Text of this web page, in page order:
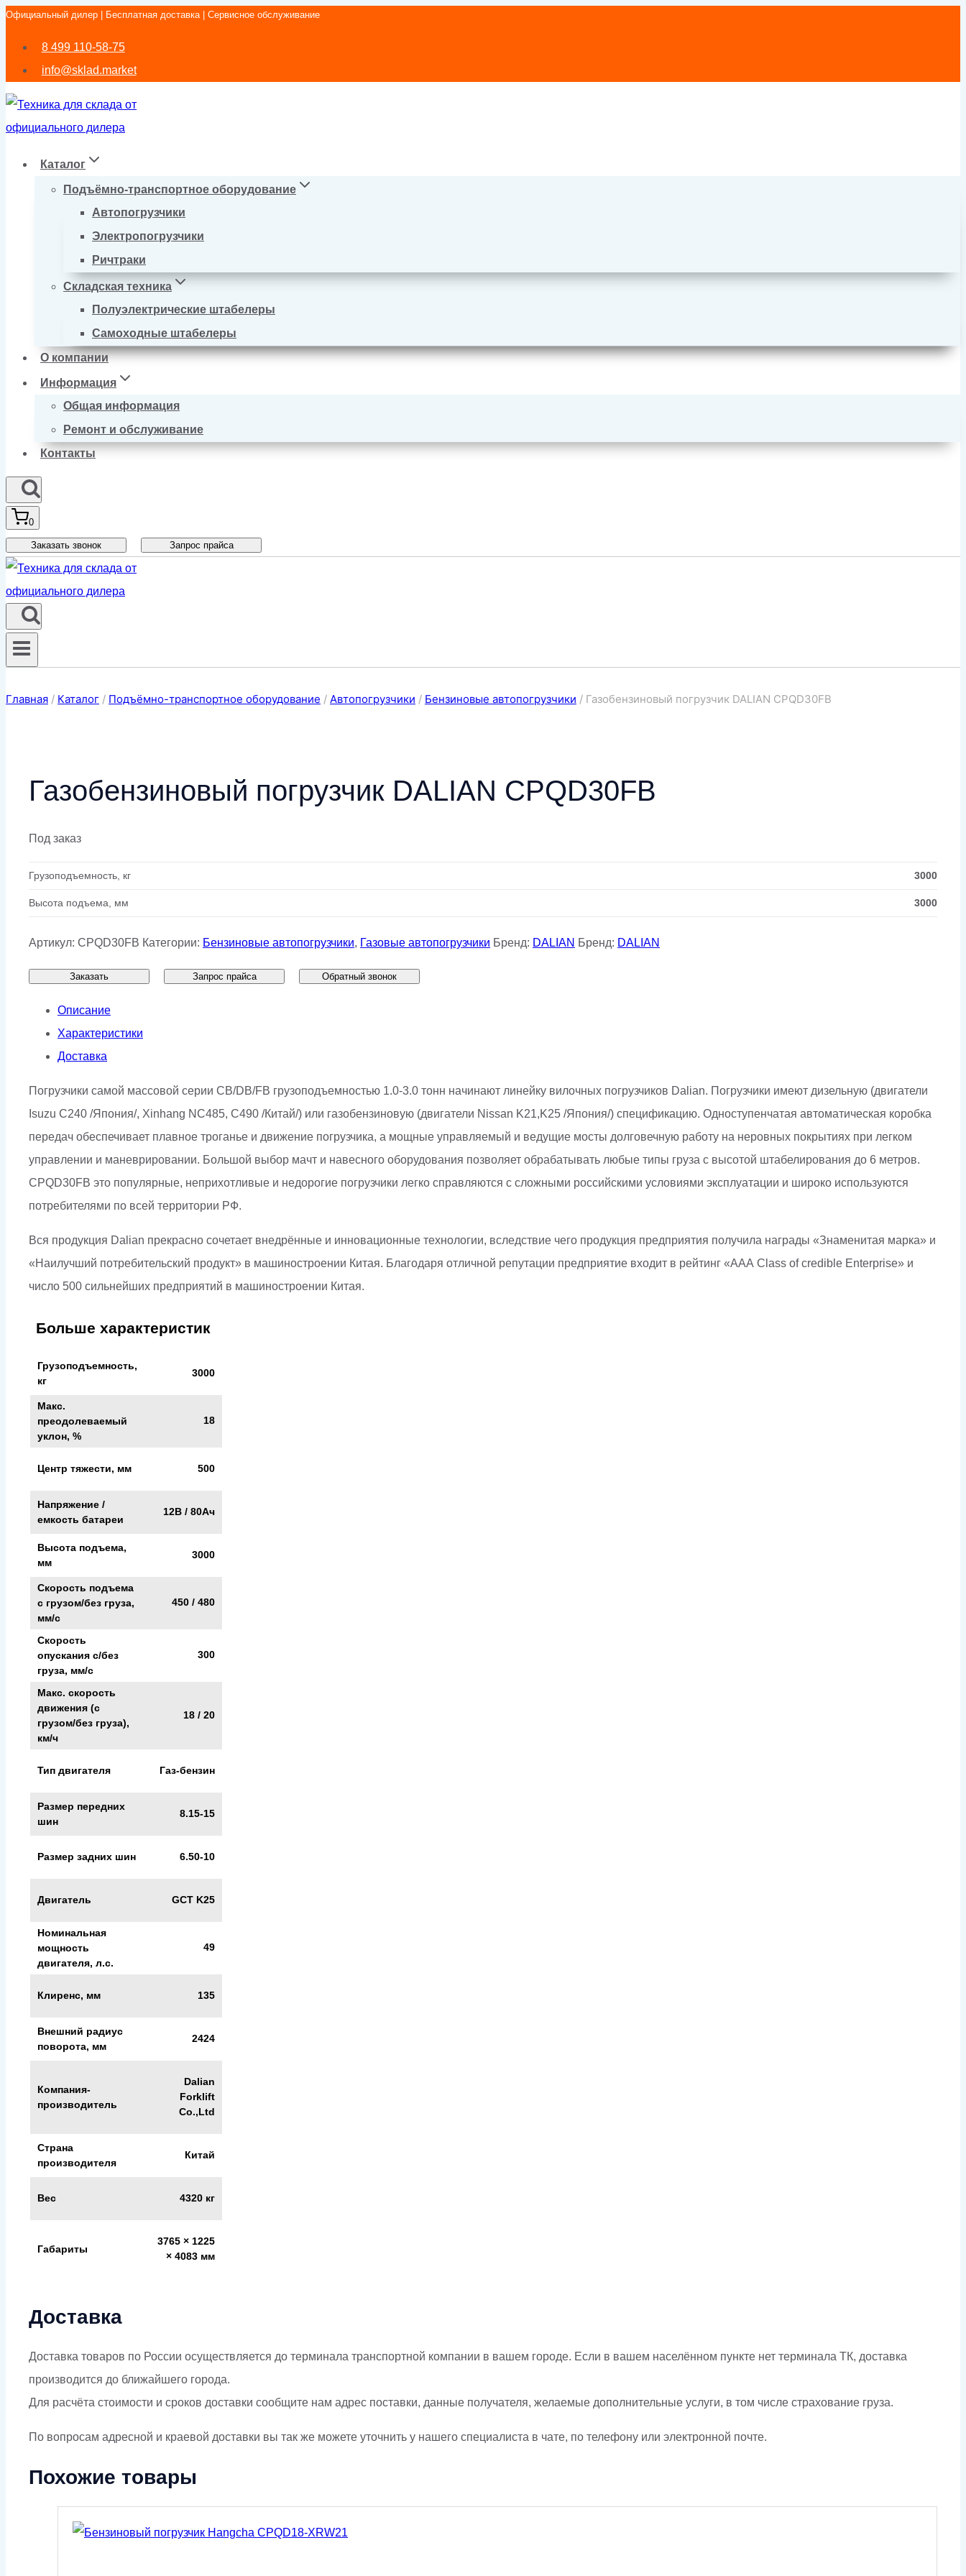
Перейти
Официальный дилер | Бесплатная доставка | Сервисное обслуживание
8 499 110-58-75
info@sklad.market
Каталог
Подъёмно-транспортное оборудование
Автопогрузчики
Электропогрузчики
Ричтраки
Складская техника
Полуэлектрические штабелеры
Самоходные штабелеры
О компании
Информация
Общая информация
Ремонт и обслуживание
Контакты
0
Заказать звонок Запрос прайса
Главная / Каталог / Подъёмно-транспортное оборудование / Автопогрузчики / Бензиновые автопогрузчики / Газобензиновый погрузчик DALIAN CPQD30FB
Газобензиновый погрузчик DALIAN CPQD30FB
Под заказ
Грузоподъемность, кг 3000
Высота подъема, мм 3000
Артикул: CPQD30FB Категории: Бензиновые автопогрузчики, Газовые автопогрузчики Бренд: DALIAN Бренд: DALIAN
Заказать Запрос прайса Обратный звонок
Описание
Характеристики
Доставка
Погрузчики самой массовой серии CB/DB/FB грузоподъемностью 1.0-3.0 тонн начинают линейку вилочных погрузчиков Dalian. Погрузчики имеют дизельную (двигатели
Isuzu C240 /Япония/, Xinhang NC485, C490 /Китай/) или газобензиновую (двигатели Nissan K21,K25 /Япония/) спецификацию. Одноступенчатая автоматическая коробка
передач обеспечивает плавное троганье и движение погрузчика, а мощные управляемый и ведущие мосты долговечную работу на неровных покрытиях при легком
управлении и маневрировании. Большой выбор мачт и навесного оборудования позволяет обрабатывать любые типы груза с высотой штабелирования до 6 метров.
CPQD30FB это популярные, неприхотливые и недорогие погрузчики легко справляются с сложными российскими условиями эксплуатации и широко используются
потребителями по всей территории РФ.
Вся продукция Dalian прекрасно сочетает внедрённые и инновационные технологии, вследствие чего продукция предприятия получила награды «Знаменитая марка» и
«Наилучший потребительский продукт» в машиностроении Китая. Благодаря отличной репутации предприятие входит в рейтинг «ААА Class of credible Enterprise» и
число 500 сильнейших предприятий в машиностроении Китая.
Больше характеристик
Грузоподъемность,
кг
3000
Макс.
преодолеваемый
уклон, %
18
Центр тяжести, мм 500
Напряжение /
емкость батареи
12В / 80Ач
Высота подъема,
мм
3000
Скорость подъема
с грузом/без груза,
мм/с
450 / 480
Скорость
опускания c/без
груза, мм/с
300
Макс. скорость
движения (с
грузом/без груза),
км/ч
18 / 20
Тип двигателя Газ-бензин
Размер передних
шин
8.15-15
Размер задних шин 6.50-10
Двигатель GCT K25
Номинальная
мощность
двигателя, л.с.
49
Клиренс, мм 135
Внешний радиус
поворота, мм
2424
Компания-
производитель
Dalian
Forklift
Co.,Ltd
Страна
производителя
Китай
Вес 4320 кг
Габариты
3765 × 1225
× 4083 мм
Доставка
Доставка товаров по России осуществляется до терминала транспортной компании в вашем городе. Если в вашем населённом пункте нет терминала ТК, доставка
производится до ближайшего города.
Для расчёта стоимости и сроков доставки сообщите нам адрес поставки, данные получателя, желаемые дополнительные услуги, в том числе страхование груза.
По вопросам адресной и краевой доставки вы так же можете уточнить у нашего специалиста в чате, по телефону или электронной почте.
Похожие товары